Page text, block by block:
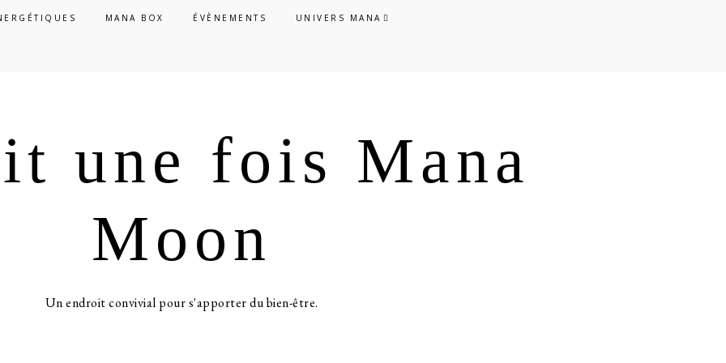
MANA BOX ÉVÈNEMENTS UNIVERS MANA
une fois Mana
Moon
Un endroit convivial pour s'apporter du bien-être.